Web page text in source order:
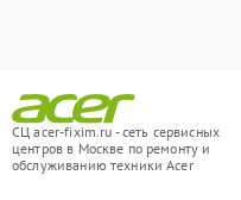
СЦ acer-fixim.ru - сеть сервисных
центров в Москве по ремонту и
обслуживанию техники Acer